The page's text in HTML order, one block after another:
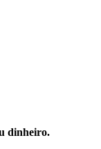
dinheiro.